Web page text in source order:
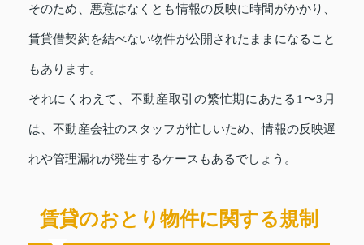
そのため、悪意はなくとも情報の反映に時間がかかり、
賃貸借契約を結べない物件が公開されたままになること
もあります。
それにくわえて、不動産取引の繁忙期にあたる1〜3月
は、不動産会社のスタッフが忙しいため、情報の反映遅
れや管理漏れが発生するケースもあるでしょう。
賃貸のおとり物件に関する規制